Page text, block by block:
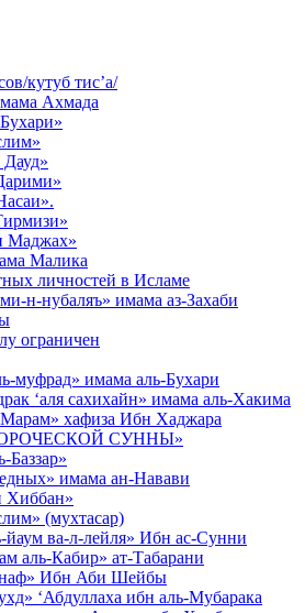
кутуб тис’а/
Ахмада
Маджах»
Малика
личностей в Исламе
н-нубаляъ» имама аз-Захаби
ограничен
муфрад» имама аль-Бухари
‘аля сахихайн» имама аль-Хакима
хафиза Ибн Хаджара
СУННЫ»
Баззар»
имама ан-Навави
Хиббан»
(мухтасар)
йаум ва-л-лейля» Ибн ас-Сунни
аль-Кабир» ат-Табарани
Ибн Аби Шейбы
‘Абдуллаха ибн аль-Мубарака